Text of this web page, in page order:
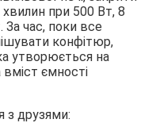
при 500 Вт, 8
час, поки все
конфітюр,
утворюється на
ємності
з друзями: